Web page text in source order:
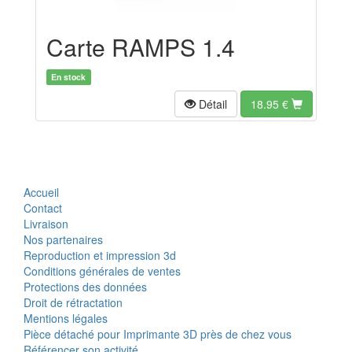
Carte RAMPS 1.4
En stock
Détail 18.95 €
Accueil
Contact
Livraison
Nos partenaires
Reproduction et impression 3d
Conditions générales de ventes
Protections des données
Droit de rétractation
Mentions légales
Pièce détaché pour Imprimante 3D près de chez vous